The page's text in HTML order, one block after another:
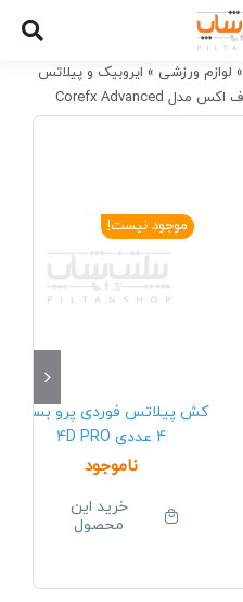
» لوازم ورزشی » ایروبیک و پیلاتس
کش مقاومتی کور اف اکس مدل Corefx Advanced
موجود نیست!
کش پیلاتس فوردی پرو بسته
4 عددی 4D PRO
ناموجود
خرید این
محصول